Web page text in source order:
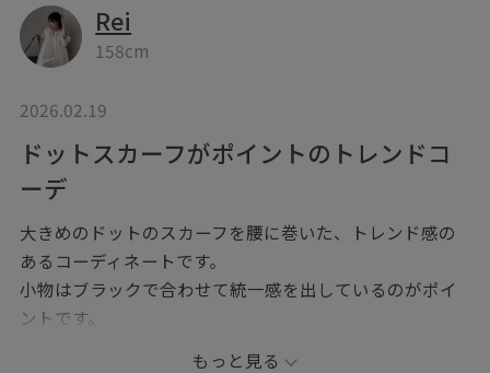
Rei
158cm
2026.02.19
ドットスカーフがポイントのトレンドコ
ーデ
大きめのドットのスカーフを腰に巻いた、トレンド感の
あるコーディネートです。
小物はブラックで合わせて統一感を出しているのがポイ
ントです。
もっと見る